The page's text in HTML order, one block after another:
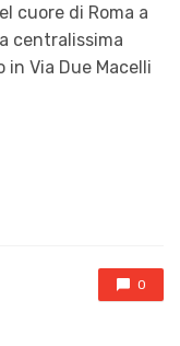
cuore di Roma a
centralissima
in Via Due Macelli
0